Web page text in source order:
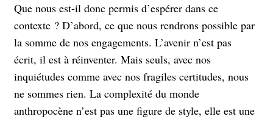
Que nous est-il donc permis d’espérer dans ce
contexte ? D’abord, ce que nous rendrons possible par
la somme de nos engagements. L’avenir n’est pas
écrit, il est à réinventer. Mais seuls, avec nos
inquiétudes comme avec nos fragiles certitudes, nous
ne sommes rien. La complexité du monde
anthropocène n’est pas une figure de style, elle est une